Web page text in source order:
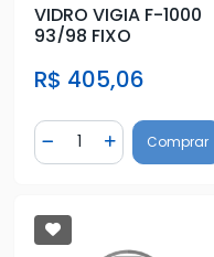
VIDRO VIGIA F-1000
93/98 FIXO
R$ 405,06
Diminuir Quantidade
Quantidade
AdicionarComprar